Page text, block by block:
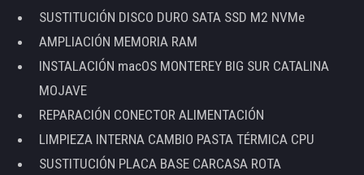
SUSTITUCIÓN DISCO DURO SATA SSD M2 NVMe
AMPLIACIÓN MEMORIA RAM
INSTALACIÓN macOS MONTEREY BIG SUR CATALINA
MOJAVE
REPARACIÓN CONECTOR ALIMENTACIÓN
LIMPIEZA INTERNA CAMBIO PASTA TÉRMICA CPU
SUSTITUCIÓN PLACA BASE CARCASA ROTA